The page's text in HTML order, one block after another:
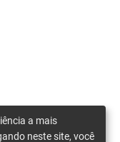
a mais
neste site, você